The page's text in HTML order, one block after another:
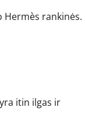
Hermès rankinės.
itin ilgas ir